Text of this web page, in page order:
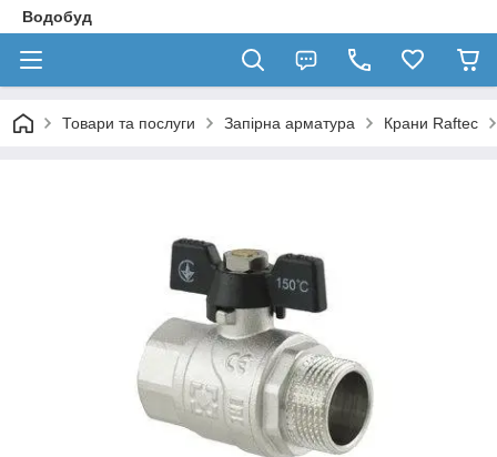
Водобуд
Товари та послуги Запірна арматура Крани Raftec